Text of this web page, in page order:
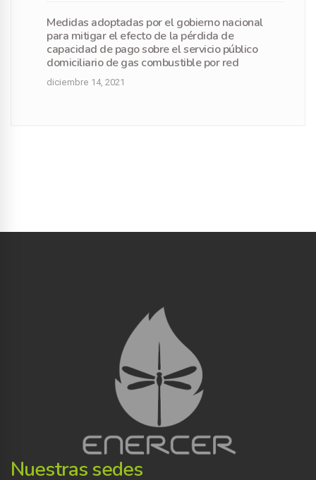
Medidas adoptadas por el gobierno nacional
para mitigar el efecto de la pérdida de
capacidad de pago sobre el servicio público
domiciliario de gas combustible por red
diciembre 14, 2021
Nuestras sedes